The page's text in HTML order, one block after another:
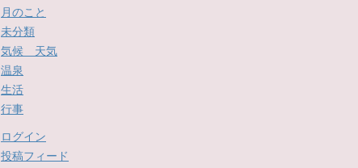
月のこと
未分類
気候 天気
温泉
生活
行事
ログイン
投稿フィード